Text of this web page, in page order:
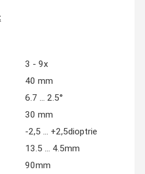
3 - 9x
40 mm
6.7 ... 2.5°
30 mm
-2,5 ... +2,5dioptrie
13.5 ... 4.5mm
90mm